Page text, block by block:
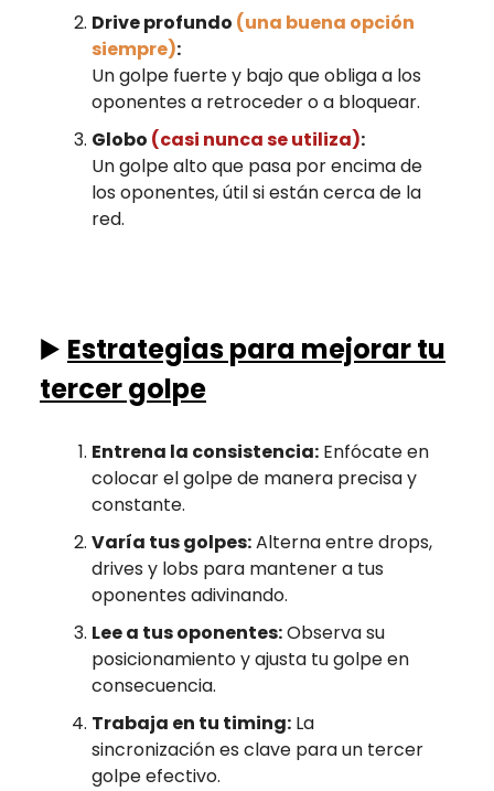
Drive profundo (una buena opción
siempre):
Un golpe fuerte y bajo que obliga a los
oponentes a retroceder o a bloquear.
Globo (casi nunca se utiliza):
Un golpe alto que pasa por encima de
los oponentes, útil si están cerca de la
red.
▶️ Estrategias para mejorar tu
tercer golpe
Entrena la consistencia: Enfócate en
colocar el golpe de manera precisa y
constante.
Varía tus golpes:Alterna entre drops,
drives y lobs para mantener a tus
oponentes adivinando.
Lee a tus oponentes:Observa su
posicionamiento y ajusta tu golpe en
consecuencia.
Trabaja en tu timing: La
sincronización es clave para un tercer
golpe efectivo.